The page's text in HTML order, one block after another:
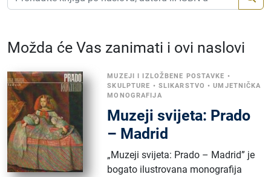
Možda će Vas zanimati i ovi naslovi
MUZEJI I IZLOŽBENE POSTAVKE •
SKULPTURE • SLIKARSTVO •UMJETNIČKA
MONOGRAFIJA
Muzeji svijeta: Prado
– Madrid
„Muzeji svijeta: Prado – Madrid” je
bogato ilustrovana monografija